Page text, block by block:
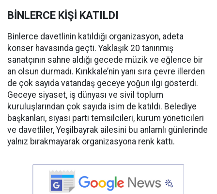
BİNLERCE KİŞİ KATILDI
Binlerce davetlinin katıldığı organizasyon, adeta
konser havasında geçti. Yaklaşık 20 tanınmış
sanatçının sahne aldığı gecede müzik ve eğlence bir
an olsun durmadı. Kırıkkale’nin yanı sıra çevre illerden
de çok sayıda vatandaş geceye yoğun ilgi gösterdi.
Geceye siyaset, iş dünyası ve sivil toplum
kuruluşlarından çok sayıda isim de katıldı. Belediye
başkanları, siyasi parti temsilcileri, kurum yöneticileri
ve davetliler, Yeşilbayrak ailesini bu anlamlı günlerinde
yalnız bırakmayarak organizasyona renk kattı.